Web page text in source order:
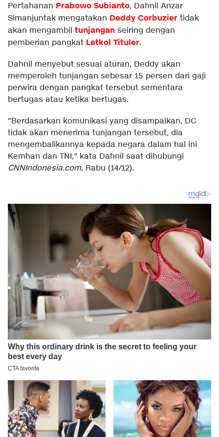
Pertahanan Prabowo Subianto, Dahnil Anzar
Simanjuntak mengatakan Deddy Corbuzier tidak
akan mengambil tunjangan seiring dengan
pemberian pangkat Letkol Tituler.
Dahnil menyebut sesuai aturan, Deddy akan
memperoleh tunjangan sebesar 15 persen dari gaji
perwira dengan pangkat tersebut sementara
bertugas atau ketika bertugas.
"Berdasarkan komunikasi yang disampaikan, DC
tidak akan menerima tunjangan tersebut, dia
mengembalikannya kepada negara dalam hal ini
Kemhan dan TNI," kata Dahnil saat dihubungi
CNNIndonesia.com, Rabu (14/12).